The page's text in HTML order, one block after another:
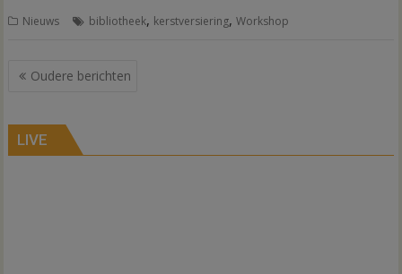
Nieuws bibliotheek, kerstversiering,Workshop
Berichtennavigatie
Oudere berichten
LIVE